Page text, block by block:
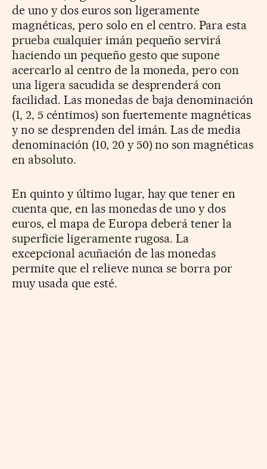
de uno y dos euros son ligeramente
magnéticas, pero solo en el centro. Para esta
prueba cualquier imán pequeño servirá
haciendo un pequeño gesto que supone
acercarlo al centro de la moneda, pero con
una ligera sacudida se desprenderá con
facilidad. Las monedas de baja denominación
(1, 2, 5 céntimos) son fuertemente magnéticas
y no se desprenden del imán. Las de media
denominación (10, 20 y 50) no son magnéticas
en absoluto.
En quinto y último lugar, hay que tener en
cuenta que, en las monedas de uno y dos
euros, el mapa de Europa deberá tener la
superficie ligeramente rugosa. La
excepcional acuñación de las monedas
permite que el relieve nunca se borra por
muy usada que esté.